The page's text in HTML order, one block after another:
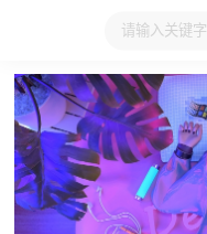
大家在看 日本动漫